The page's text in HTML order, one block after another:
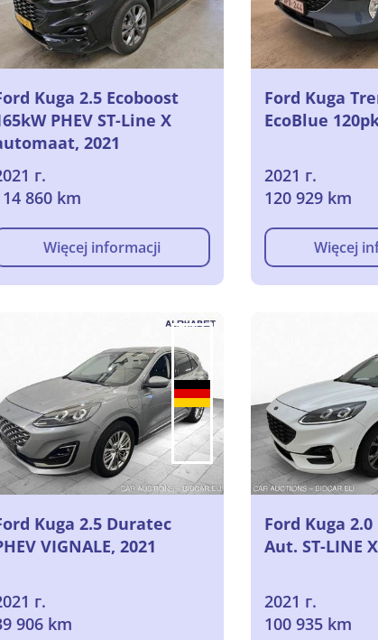
Kuga 2.5 Ecoboost
PHEV ST-Line X
2021
г.
860 km
Więcej informacji
Ford Kuga
EcoBlue
2021 г.
120 929 km
Więcej
Kuga 2.5 Duratec
VIGNALE, 2021
г.
906 km
Ford Kuga
Aut. ST-LINE
2021 г.
100 935 km